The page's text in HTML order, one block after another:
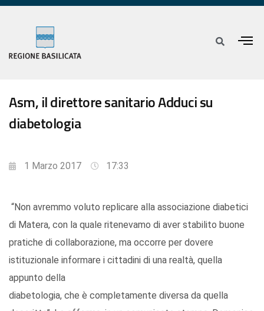
Asm, il direttore sanitario Adduci su
diabetologia
1 Marzo 2017 17:33
“Non avremmo voluto replicare alla associazione diabetici
di Matera, con la quale ritenevamo di aver stabilito buone
pratiche di collaborazione, ma occorre per dovere
istituzionale informare i cittadini di una realtà, quella
appunto della
diabetologia, che è completamente diversa da quella